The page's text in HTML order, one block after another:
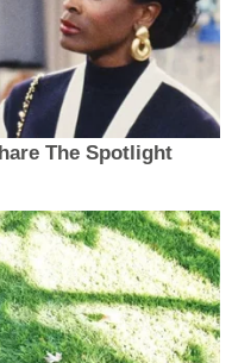
The Spotlight